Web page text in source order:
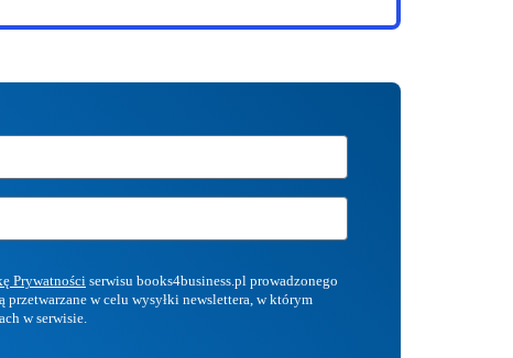
Prywatności serwisu books4business.pl prowadzonego
przetwarzane w celu wysyłki newslettera, w którym
w serwisie.